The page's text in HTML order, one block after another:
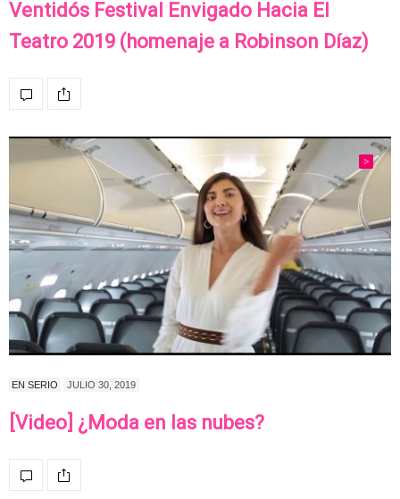
Ventidós Festival Envigado Hacia El
Teatro 2019 (homenaje a Robinson Díaz)
EN SERIO JULIO 30, 2019
[Video] ¿Moda en las nubes?